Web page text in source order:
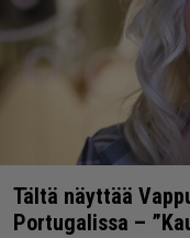
Tältä näyttää
Portugalissa –